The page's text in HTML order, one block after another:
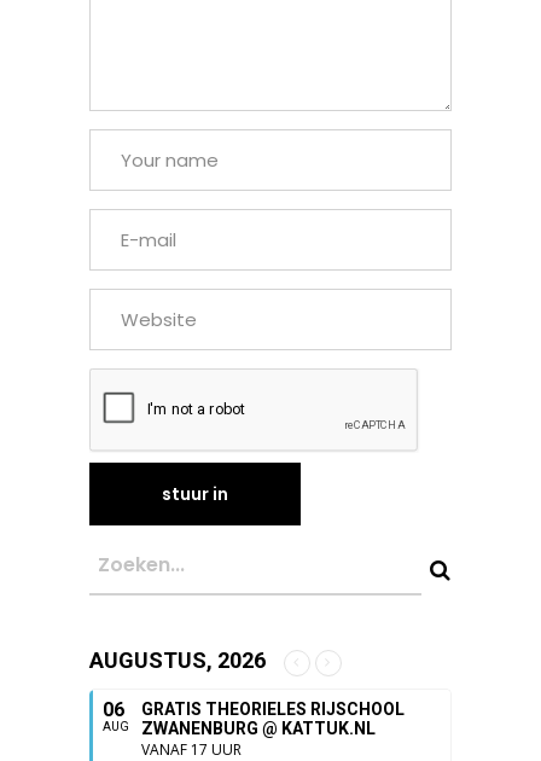
AUGUSTUS, 2026
06
AUG
GRATIS THEORIELES RIJSCHOOL
ZWANENBURG @ KATTUK.NL
VANAF 17 UUR